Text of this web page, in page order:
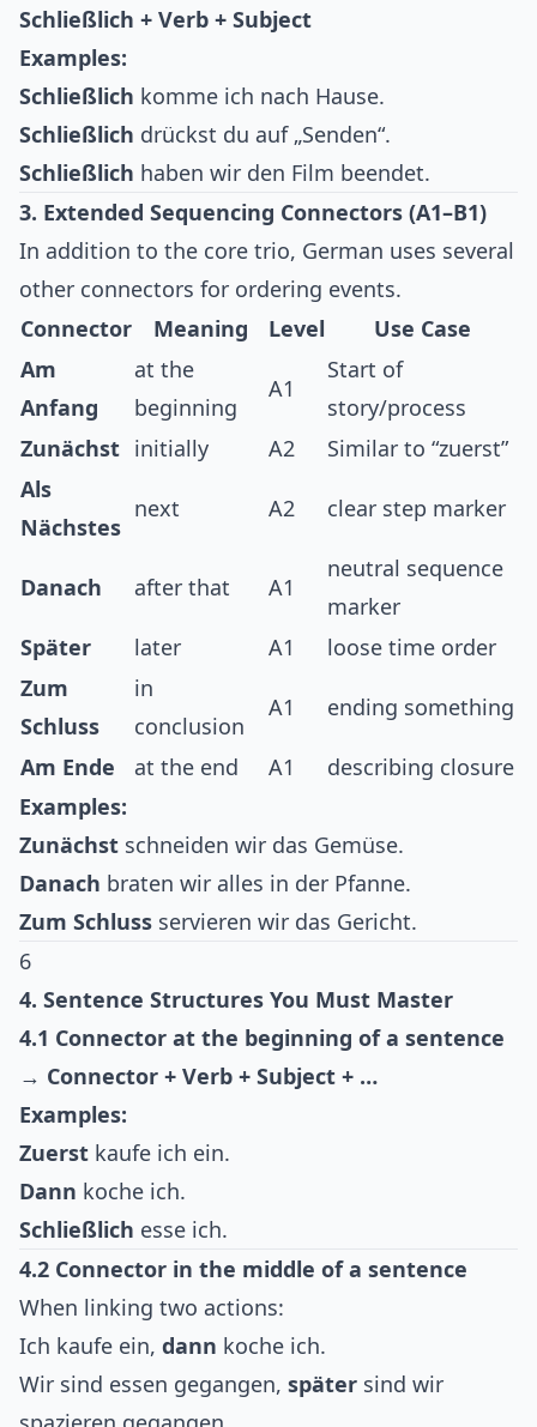
Schließlich + Verb + Subject
Examples:
Schließlich komme ich nach Hause.
Schließlich drückst du auf „Senden“.
Schließlich haben wir den Film beendet.
3. Extended Sequencing Connectors (A1–B1)
In addition to the core trio, German uses several
other connectors for ordering events.
Connector
Meaning Level
Use Case
Am
Anfang
at the
beginning
A1
Start of
story/process
Zunächst initially A2
Similar to “zuerst”
Als
Nächstes
next A2 clear step marker
Danach after that A1
neutral sequence
marker
Später
later A1
loose time order
Zum
Schluss
in
conclusion
A1 ending something
Am Ende at the end A1
describing closure
Examples:
Zunächst schneiden wir das Gemüse.
Danach braten wir alles in der Pfanne.
Zum Schluss servieren wir das Gericht.
6
4. Sentence Structures You Must Master
4.1 Connector at the beginning of a sentence
→ Connector + Verb + Subject + …
Examples:
Zuerst kaufe ich ein.
Dann koche ich.
Schließlich esse ich.
4.2 Connector in the middle of a sentence
When linking two actions:
Ich kaufe ein, dann koche ich.
Wir sind essen gegangen, später sind wir